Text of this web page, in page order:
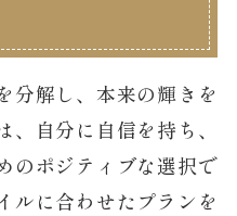
分解し、本来の輝きを
自分に自信を持ち、
のポジティブな選択で
ルに合わせたプランを